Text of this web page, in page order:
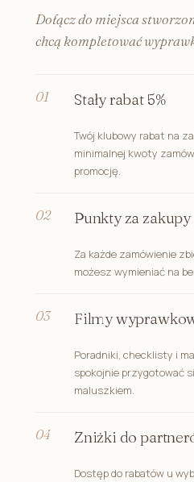
Dołącz do miejsca
chcą kompletować
Stały rabat 5%
Twój klubowy rabat na
minimalnej kwoty
promocję.
Punkty za zakupy
Za każde zamówienie
możesz wymieniać na
Filmy
Poradniki, checklisty i
spokojnie przygotować
maluszkiem.
Zniżki do
Dostęp do rabatów u